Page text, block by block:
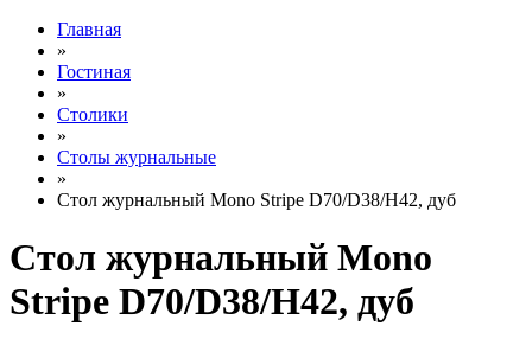
Главная
»
Гостиная
»
Столики
»
Столы журнальные
»
Стол журнальный Mono Stripe D70/D38/H42, дуб
Стол журнальный Mono
Stripe D70/D38/H42, дуб